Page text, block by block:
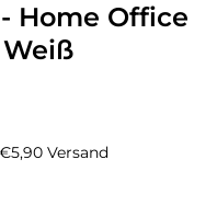
- Home Office
Versand